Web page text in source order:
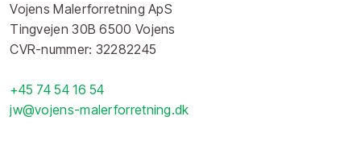
Vojens Malerforretning ApS
Tingvejen 30B 6500 Vojens
CVR-nummer: 32282245
+45 74 54 16 54
jw@vojens-malerforretning.dk​